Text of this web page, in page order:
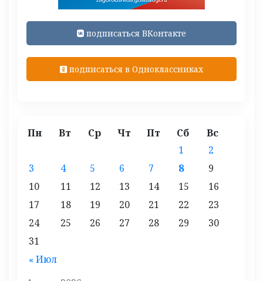
подписаться ВКонтакте
подписаться в Одноклассниках
Пн Вт Ср Чт Пт Сб Вс
« Июл
1
2
3
4 5 6 7 8
9
10
11 12 13 14 15
16
17
18 19 20 21 22
23
24
25 26 27 28 29
30
31